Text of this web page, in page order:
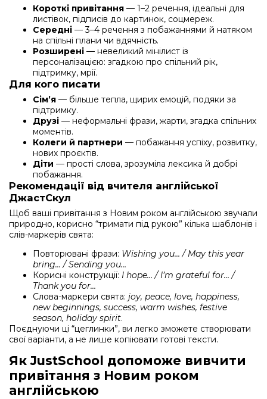
Короткі привітання — 1–2 речення, ідеальні для
листівок, підписів до картинок, соцмереж.
Середні — 3–4 речення з побажаннями й натяком
на спільні плани чи вдячність.
Розширені — невеликий мінілист із
персоналізацією: згадкою про спільний рік,
підтримку, мрії.
Для кого писати
Сім’я — більше тепла, щирих емоцій, подяки за
підтримку.
Друзі — неформальні фрази, жарти, згадка спільних
моментів.
Колеги й партнери — побажання успіху, розвитку,
нових проєктів.
Діти — прості слова, зрозуміла лексика й добрі
побажання.
Рекомендації від вчителя англійської
ДжастСкул
Щоб ваші привітання з Новим роком англійською звучали
природно, корисно “тримати під рукою” кілька шаблонів і
слів-маркерів свята:
Повторювані фрази: Wishing you… / May this year
bring… / Sending you…
Корисні конструкції: I hope… / I’m grateful for… /
Thank you for…
Слова-маркери свята: joy, peace, love, happiness,
new beginnings, success, warm wishes, festive
season, holiday spirit.
Поєднуючи ці “цеглинки”, ви легко зможете створювати
свої варіанти, а не лише копіювати готові тексти.
Як JustSchool допоможе вивчити
привітання з Новим роком
англійською